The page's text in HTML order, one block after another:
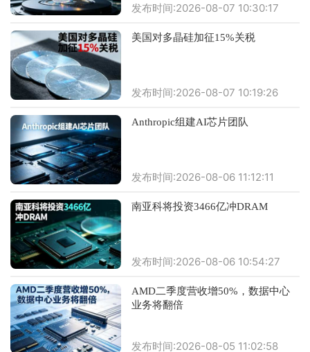
发布时间:2026-08-07 10:30:17
美国对多晶硅加征15%关税
发布时间:2026-08-07 10:19:26
Anthropic组建AI芯片团队
发布时间:2026-08-06 11:12:11
南亚科将投资3466亿冲DRAM
发布时间:2026-08-06 10:54:27
AMD二季度营收增50%，数据中心
业务将翻倍
发布时间:2026-08-05 11:02:58